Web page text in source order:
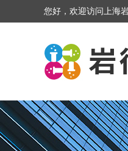
您好，欢迎访问上海